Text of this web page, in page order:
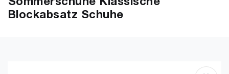
Sommerschuhe Klassische
Blockabsatz Schuhe